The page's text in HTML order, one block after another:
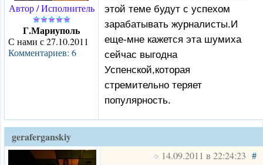
Автор / Исполнитель
Г.Мариуполь
С нами с 27.10.2011
Комментариев: 6
этой теме будут с успехом
зарабатывать журналисты.И
еще-мне кажется эта шумиха
сейчас выгодна
Успенской,которая
стремительно теряет
популярность.
geraferganskiy
14.09.2011 в 22:24:23 #